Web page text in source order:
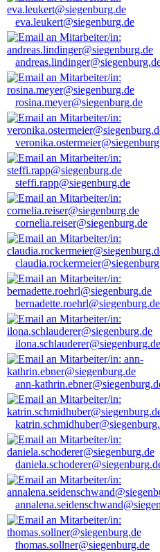
eva.leukert@siegenburg.de
rosina.meyer@siegenburg.de
steffi.rapp@siegenburg.de
cornelia.reiser@siegenburg.de
bernadette.roehrl@siegenburg.de
ilona.schlauderer@siegenburg.de
ann-
thomas.sollner@siegenburg.de